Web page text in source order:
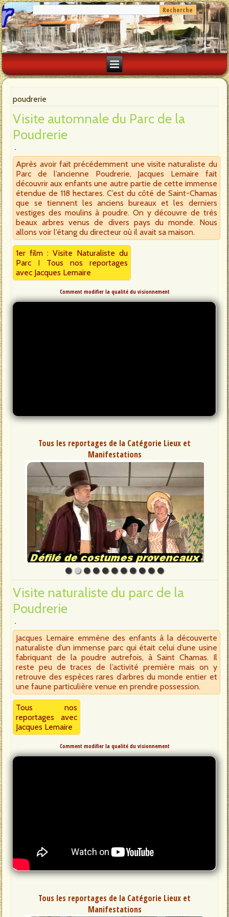
poudrerie
Visite automnale du Parc de la
Poudrerie
Après avoir fait précédemment une visite naturaliste du
Parc de l’ancienne Poudrerie, Jacques Lemaire fait
découvrir aux enfants une autre partie de cette immense
étendue de 118 hectares. C’est du côté de Saint-Chamas
que se tiennent les anciens bureaux et les derniers
vestiges des moulins à poudre. On y découvre de très
beaux arbres venus de divers pays du monde. Nous
allons voir l’étang du directeur où il avait sa maison.
1er film : Visite Naturaliste du
Parc I Tous nos reportages
avec Jacques Lemaire
Comment modifier la qualité du visionnement
Tous les reportages de la Catégorie Lieux et
Manifestations
Visite naturaliste du parc de la
Poudrerie
Jacques Lemaire emmène des enfants à la découverte
naturaliste d’un immense parc qui était celui d’une usine
fabriquant de la poudre autrefois, à Saint Chamas. Il
reste peu de traces de l’activité première mais on y
retrouve des espèces rares d’arbres du monde entier et
une faune particulière venue en prendre possession.
Tous nos
reportages avec
Jacques Lemaire
Comment modifier la qualité du visionnement
Tous les reportages de la Catégorie Lieux et
Manifestations